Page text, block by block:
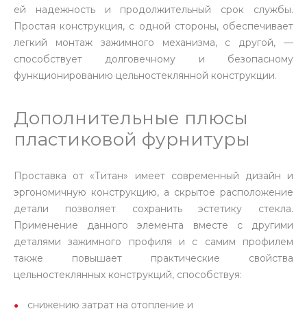
ей надежность и продолжительный срок службы.
Простая конструкция, с одной стороны, обеспечивает
легкий монтаж зажимного механизма, с другой, —
способствует долговечному и безопасному
функционированию цельностеклянной конструкции.
Дополнительные плюсы
пластиковой фурнитуры
Проставка от «Титан» имеет современный дизайн и
эргономичную конструкцию, а скрытое расположение
детали позволяет сохранить эстетику стекла.
Применение данного элемента вместе с другими
деталями зажимного профиля и с самим профилем
также повышает практические свойства
цельностеклянных конструкций, способствуя:
снижению затрат на отопление и